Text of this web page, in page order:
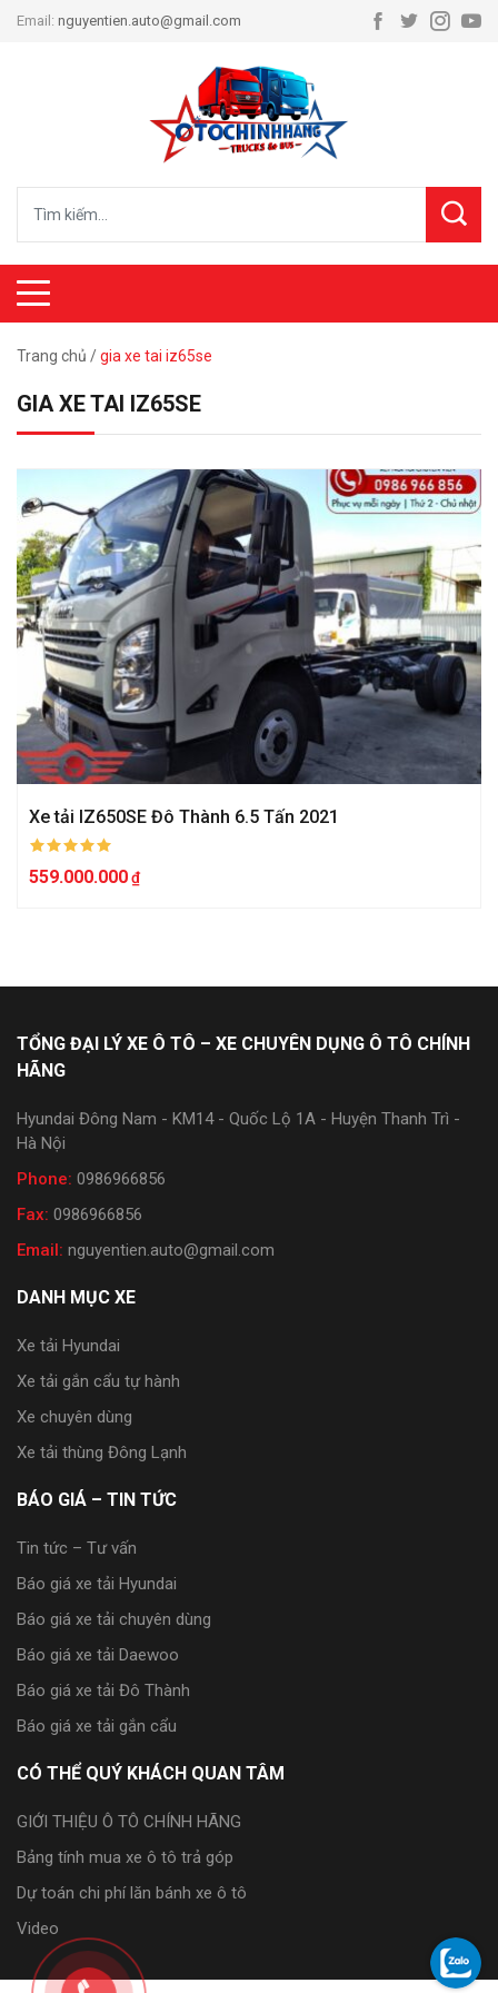
Email: nguyentien.auto@gmail.com
Trang chủ /gia xe tai iz65se
GIA XE TAI IZ65SE
Xe tải IZ650SE Đô Thành 6.5 Tấn 2021
559.000.000
TỔNG ĐẠI LÝ XE Ô TÔ – XE CHUYÊN DỤNG Ô TÔ CHÍNH
HÃNG
Hyundai Đông Nam - KM14 - Quốc Lộ 1A - Huyện Thanh Trì -
Hà Nội
Phone: 0986966856
Fax: 0986966856
Email: nguyentien.auto@gmail.com
DANH MỤC XE
Xe tải Hyundai
Xe tải gắn cẩu tự hành
Xe chuyên dùng
Xe tải thùng Đông Lạnh
BÁO GIÁ – TIN TỨC
Tin tức – Tư vấn
Báo giá xe tải Hyundai
Báo giá xe tải chuyên dùng
Báo giá xe tải Daewoo
Báo giá xe tải Đô Thành
Báo giá xe tải gắn cẩu
CÓ THỂ QUÝ KHÁCH QUAN TÂM
GIỚI THIỆU Ô TÔ CHÍNH HÃNG
Bảng tính mua xe ô tô trả góp
Dự toán chi phí lăn bánh xe ô tô
Video